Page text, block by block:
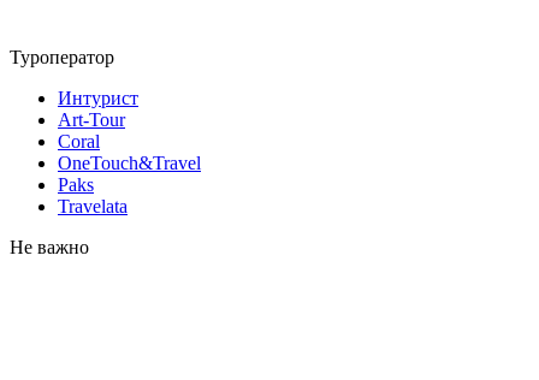
Туроператор
Интурист
Art-Tour
Coral
OneTouch&Travel
Paks
Travelata
Не важно